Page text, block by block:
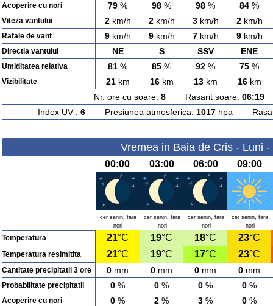
Acoperire cu nori 79 % 98 % 98 % 84 %
Viteza vantului 2km/h 2km/h 3km/h 2km/h
Rafale de vant 9km/h 9km/h 7km/h 9km/h
Directia vantului NE S SSV ENE
Umiditatea relativa 81 % 85 % 92 % 75 %
Vizibilitate 21km 16km 13km 16km
Nr. ore cu soare: 8Rasarit soare: 06:19
Index UV : 6Presiunea atmosferica: 1017hpa
Vremea in Baia de Cris - Luni
00:00 03:00 06:00 09:00
cer senin, fara
nori
cer senin, fara
nori
cer senin, fara
nori
cer senin, fara
nori
Temperatura 21°C 19°C 18°C 23°C
Temperatura resimitita 21°C 19°C 17°C 23°C
Cantitate precipitatii 3 ore 0 mm 0 mm 0 mm 0 mm
Probabilitate precipitatii 0 % 0 % 0 % 0 %
Acoperire cu nori 0 % 2 % 3 % 0 %